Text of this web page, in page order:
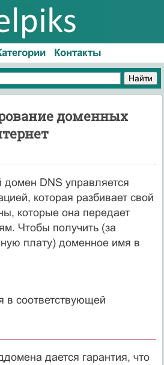
Контакты
доменных
DNS управляется
которая разбивает свой
которые она передает
Чтобы получить (за
плату) доменное имя в
в соответствующей
дается гарантия, что